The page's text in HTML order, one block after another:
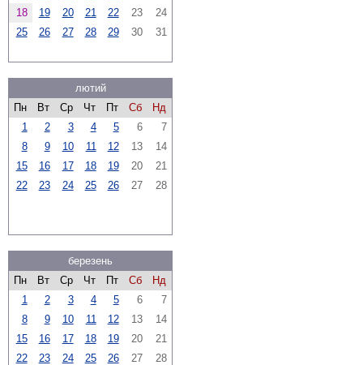
18
19 20 21 22 23
24
25
26 27 28 29 30 31
лютий
Пн
Вт Ср Чт Пт Сб
Нд
1
2 3 4 5 6
7
8
9 10 11 12 13
14
15
16 17 18 19 20
21
22
23 24 25 26 27 28
березень
Пн
Вт Ср Чт Пт Сб
Нд
1
2 3 4 5 6
7
8
9 10 11 12 13
14
15
16 17 18 19 20
21
22
23 24 25 26 27
28